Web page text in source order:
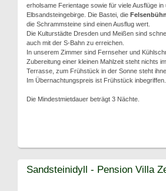
erholsame Ferientage sowie für viele Ausflüge
Elbsandsteingebirge. Die Bastei, die
die Schrammsteine sind einen Ausflug wert.
Die Kulturstädte Dresden und Meißen sind
auch mit der S-Bahn zu erreichen.
In unserem Zimmer sind Fernseher und
Zubereitung einer kleinen Mahlzeit steht nichts
Terrasse, zum Frühstück in der Sonne steht
Im Übernachtungspreis ist Frühstück inbegriffen.
Die Mindestmietdauer beträgt 3 Nächte.
Sandsteinidyll - Pension Villa